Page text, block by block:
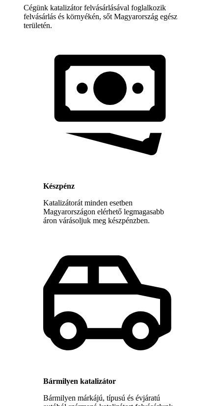
Cégünk katalizátor felvásárlásával foglalkozik
felvásárlás és környékén, sőt Magyarország egész
területén.
Készpénz
Katalizátorát minden esetben
Magyarországon elérhető legmagasabb
áron várásoljuk meg készpénzben.
Bármilyen katalizátor
Bármilyen márkájú, típusú és évjáratú